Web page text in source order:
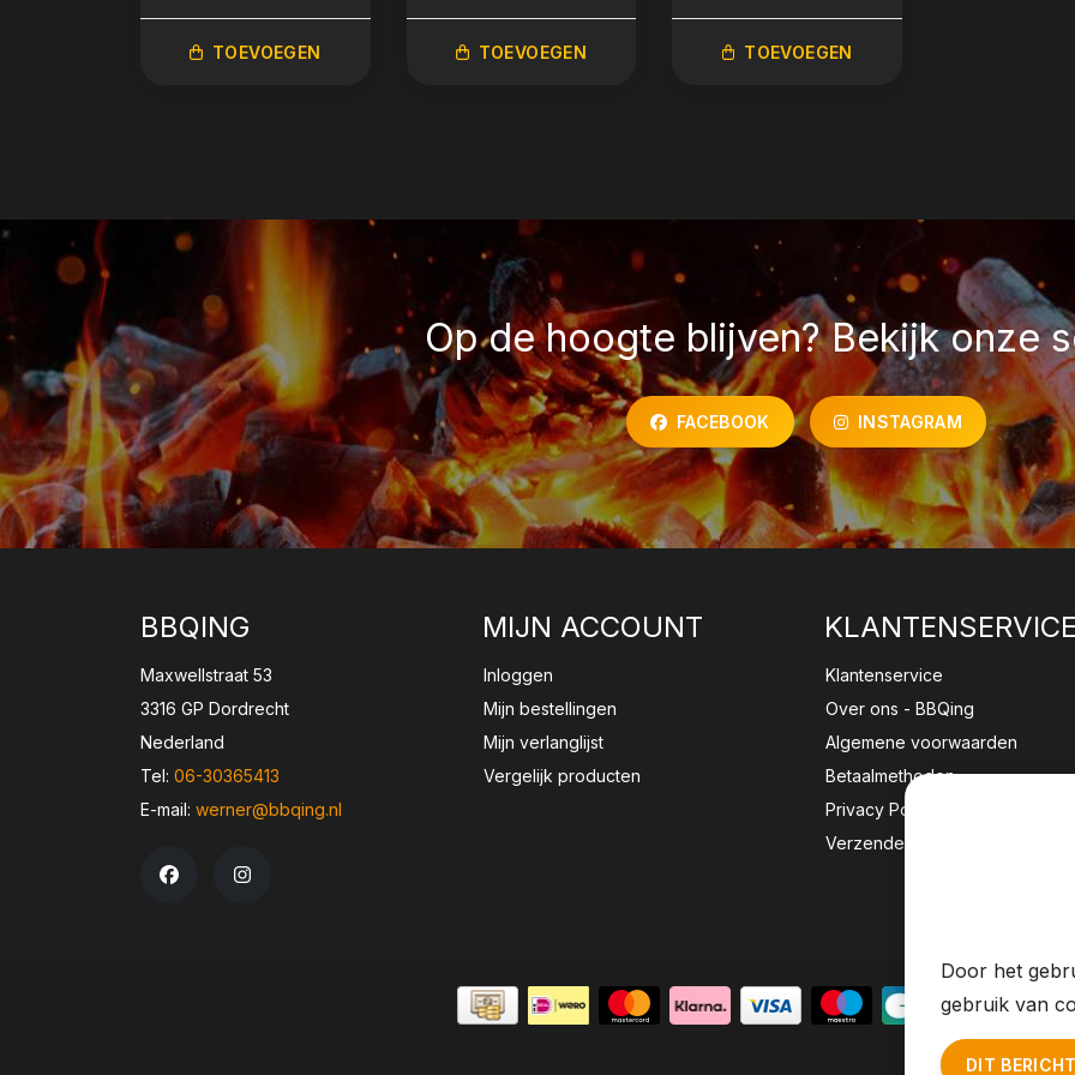
TOEVOEGEN TOEVOEGEN TOEVOEGEN
Op de hoogte blijven? Bekijk onze
FACEBOOK INSTAGRAM
BBQING
Maxwellstraat 53
3316 GP Dordrecht
Nederland
Tel: 06-30365413
E-mail: werner@bbqing.nl
MIJN ACCOUNT
Inloggen
Mijn bestellingen
Mijn verlanglijst
Vergelijk producten
KLANTENSERVICE
Klantenservice
Over ons - BBQing
Algemene voorwaarden
Betaalmethoden
Privacy Policy
Verzenden & retourneren
Door het
gebruik van
DIT